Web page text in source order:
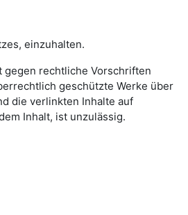
einzuhalten.
rechtliche Vorschriften
geschützte Werke über
die verlinkten Inhalte auf
Inhalt, ist unzulässig.